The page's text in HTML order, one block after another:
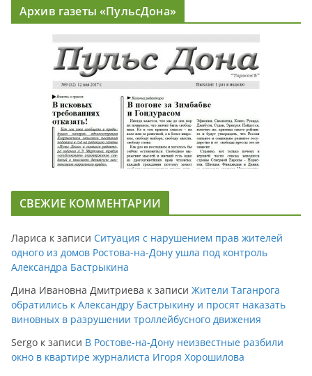
Архив газеты «ПульсДона»
СВЕЖИЕ КОММЕНТАРИИ
Лариса к записи Ситуация с нарушением прав жителей
одного из домов Ростова-на-Дону ушла под контроль
Александра Бастрыкина
Дина Ивановна Дмитриева к записи Жители Таганрога
обратились к Александру Бастрыкину и просят наказать
виновных в разрушении троллейбусного движения
Sergo к записи В Ростове-на-Дону неизвестные разбили
окно в квартире журналиста Игоря Хорошилова